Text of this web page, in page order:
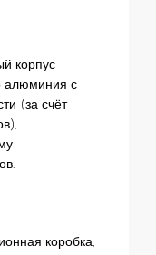
корпус
алюминия с
(за счёт
коробка,